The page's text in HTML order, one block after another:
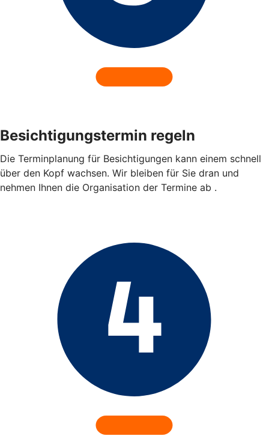
Besichtigungstermin regeln
Die Terminplanung für Besichtigungen kann einem schnell
über den Kopf wachsen. Wir bleiben für Sie dran und
nehmen Ihnen die Organisation der Termine ab .